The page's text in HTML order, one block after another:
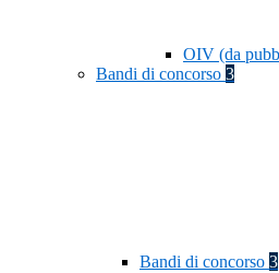
OIV (da
Bandi di concorso 3
Bandi di concorso 3